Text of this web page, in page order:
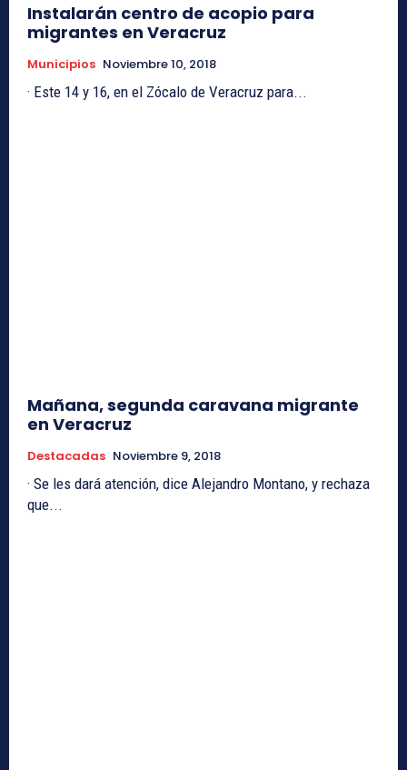
Instalarán centro de acopio para
migrantes en Veracruz
Municipios Noviembre 10, 2018
· Este 14 y 16, en el Zócalo de Veracruz para...
Mañana, segunda caravana migrante
en Veracruz
Destacadas Noviembre 9, 2018
· Se les dará atención, dice Alejandro Montano, y rechaza
que...